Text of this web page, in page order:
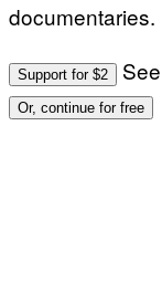
documentaries.
Support for $2
Or, continue for free